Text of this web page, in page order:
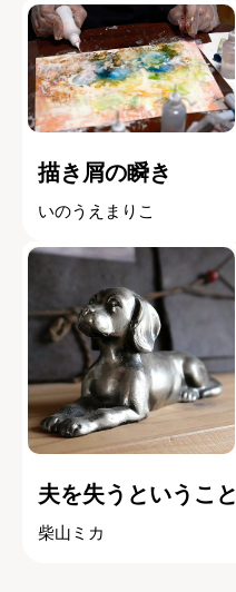
描き屑の瞬き
いのうえまりこ
夫を失うということ
柴山ミカ